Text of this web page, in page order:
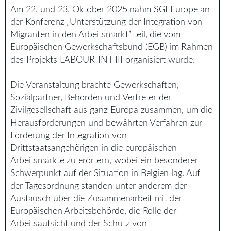
Am 22. und 23. Oktober 2025 nahm SGI Europe an
der Konferenz „Unterstützung der Integration von
Migranten in den Arbeitsmarkt” teil, die vom
Europäischen Gewerkschaftsbund (EGB) im Rahmen
des Projekts LABOUR-INT III organisiert wurde.
Die Veranstaltung brachte Gewerkschaften,
Sozialpartner, Behörden und Vertreter der
Zivilgesellschaft aus ganz Europa zusammen, um die
Herausforderungen und bewährten Verfahren zur
Förderung der Integration von
Drittstaatsangehörigen in die europäischen
Arbeitsmärkte zu erörtern, wobei ein besonderer
Schwerpunkt auf der Situation in Belgien lag. Auf
der Tagesordnung standen unter anderem der
Austausch über die Zusammenarbeit mit der
Europäischen Arbeitsbehörde, die Rolle der
Arbeitsaufsicht und der Schutz von